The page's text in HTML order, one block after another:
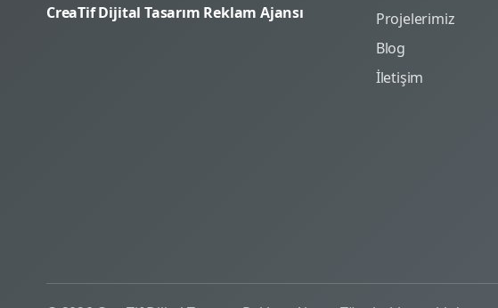
CreaTif Dijital Tasarım Reklam Ajansı
Projelerimiz
Blog
İletişim